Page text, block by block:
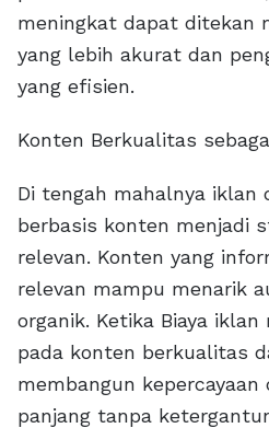
meningkat dapat ditekan
yang lebih akurat dan
yang efisien.
Konten Berkualitas
Di tengah mahalnya iklan
berbasis konten menjadi
relevan. Konten yang
relevan mampu menarik
organik. Ketika Biaya
pada konten berkualitas
membangun
panjang tanpa